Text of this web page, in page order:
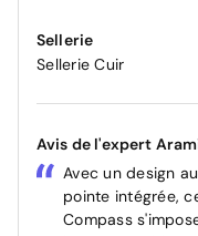
Sellerie
Sellerie Cuir
Avis de l'expert
Avec un design
pointe intégrée,
Compass